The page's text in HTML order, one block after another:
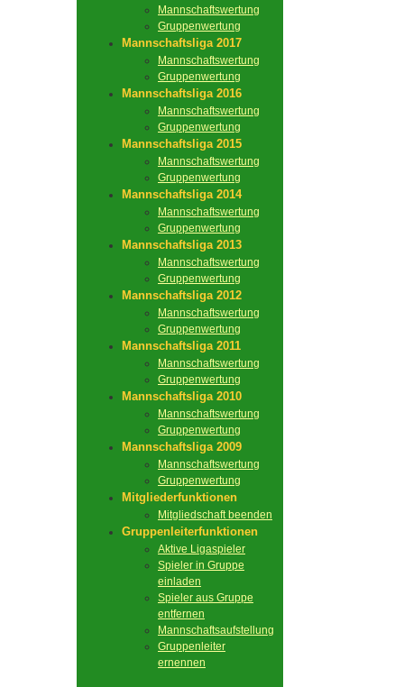
Mannschaftswertung
Gruppenwertung
Mannschaftsliga 2017
Mannschaftswertung
Gruppenwertung
Mannschaftsliga 2016
Mannschaftswertung
Gruppenwertung
Mannschaftsliga 2015
Mannschaftswertung
Gruppenwertung
Mannschaftsliga 2014
Mannschaftswertung
Gruppenwertung
Mannschaftsliga 2013
Mannschaftswertung
Gruppenwertung
Mannschaftsliga 2012
Mannschaftswertung
Gruppenwertung
Mannschaftsliga 2011
Mannschaftswertung
Gruppenwertung
Mannschaftsliga 2010
Mannschaftswertung
Gruppenwertung
Mannschaftsliga 2009
Mannschaftswertung
Gruppenwertung
Mitgliederfunktionen
Mitgliedschaft beenden
Gruppenleiterfunktionen
Aktive Ligaspieler
Spieler in Gruppe
einladen
Spieler aus Gruppe
entfernen
Mannschaftsaufstellung
Gruppenleiter
ernennen